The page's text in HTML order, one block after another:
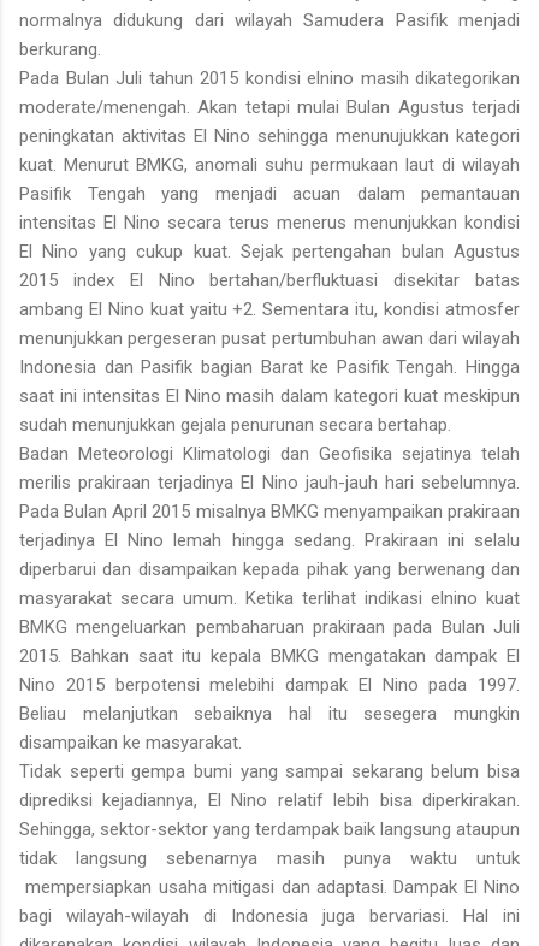
normalnya didukung dari wilayah Samudera Pasifik menjadi
berkurang.
Pada Bulan Juli tahun 2015 kondisi elnino masih dikategorikan
moderate/menengah. Akan tetapi mulai Bulan Agustus terjadi
peningkatan aktivitas El Nino sehingga menunujukkan kategori
kuat. Menurut BMKG, anomali suhu permukaan laut di wilayah
Pasifik Tengah yang menjadi acuan dalam pemantauan
intensitas El Nino secara terus menerus menunjukkan kondisi
El Nino yang cukup kuat. Sejak pertengahan bulan Agustus
2015 index El Nino bertahan/berfluktuasi disekitar batas
ambang El Nino kuat yaitu +2. Sementara itu, kondisi atmosfer
menunjukkan pergeseran pusat pertumbuhan awan dari wilayah
Indonesia dan Pasifik bagian Barat ke Pasifik Tengah. Hingga
saat ini intensitas El Nino masih dalam kategori kuat meskipun
sudah menunjukkan gejala penurunan secara bertahap.
Badan Meteorologi Klimatologi dan Geofisika sejatinya telah
merilis prakiraan terjadinya El Nino jauh-jauh hari sebelumnya.
Pada Bulan April 2015 misalnya BMKG menyampaikan prakiraan
terjadinya El Nino lemah hingga sedang. Prakiraan ini selalu
diperbarui dan disampaikan kepada pihak yang berwenang dan
masyarakat secara umum. Ketika terlihat indikasi elnino kuat
BMKG mengeluarkan pembaharuan prakiraan pada Bulan Juli
2015. Bahkan saat itu kepala BMKG mengatakan dampak El
Nino 2015 berpotensi melebihi dampak El Nino pada 1997.
Beliau melanjutkan sebaiknya hal itu sesegera mungkin
disampaikan ke masyarakat.
Tidak seperti gempa bumi yang sampai sekarang belum bisa
diprediksi kejadiannya, El Nino relatif lebih bisa diperkirakan.
Sehingga, sektor-sektor yang terdampak baik langsung ataupun
tidak langsung sebenarnya masih punya waktu untuk
mempersiapkan usaha mitigasi dan adaptasi. Dampak El Nino
bagi wilayah-wilayah di Indonesia juga bervariasi. Hal ini